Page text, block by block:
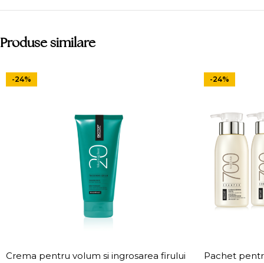
Produse similare
-24%
Crema pentru volum si ingrosarea firului
-24%
Pachet